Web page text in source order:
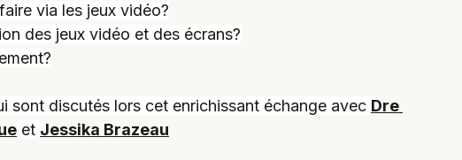
via les jeux vidéo?
des jeux vidéo et des écrans?
sont discutés lors cet enrichissant échange avec Dre
et Jessika Brazeau